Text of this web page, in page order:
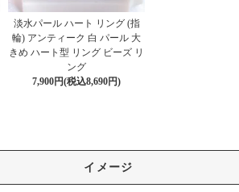
淡水パール ハート リング (指
輪) アンティーク 白 パール 大
きめ ハート型 リング ビーズ リ
ング
7,900円(税込8,690円)
イメージ